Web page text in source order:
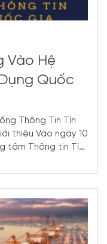
Vào Hệ
Quốc
Thông Tin Tín
thiệu Vào ngày 10
tâm Thông tin Tín